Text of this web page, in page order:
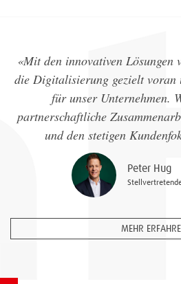
«Mit den innovativen Lösungen
die Digitalisierung gezielt voran
für unser Unternehmen.
partnerschaftliche
und den stetigen
Peter Hug
MEHR